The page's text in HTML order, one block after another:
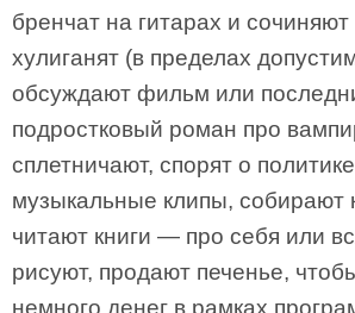
бренчат на гитарах и
хулиганят (в пределах
обсуждают фильм или
подростковый роман про
сплетничают, спорят о
музыкальные клипы, собирают
читают книги — про себя или
рисуют, продают печенье,
немного денег в рамках